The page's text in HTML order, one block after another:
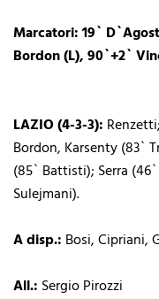
Marcatori: 19`
Bordon (L), 90`+2`
LAZIO (4-3-3):
Bordon, Karsenty (83`
(85` Battisti); Serra
Sulejmani).
A disp.: Bosi, Cipriani,
All.: Sergio Pirozzi